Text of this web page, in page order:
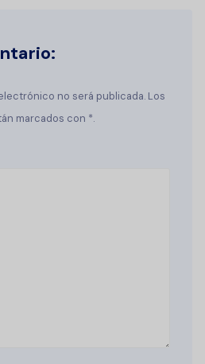
no será publicada. Los
marcados con *.